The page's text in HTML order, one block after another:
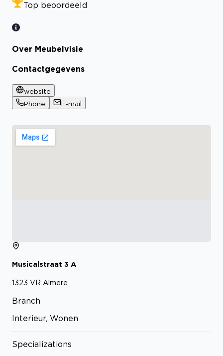
Top beoordeeld
Over Meubelvisie
Contactgegevens
website
Phone
E-mail
Musicalstraat 3 A
1323 VR Almere
Branch
Interieur, Wonen
Specializations